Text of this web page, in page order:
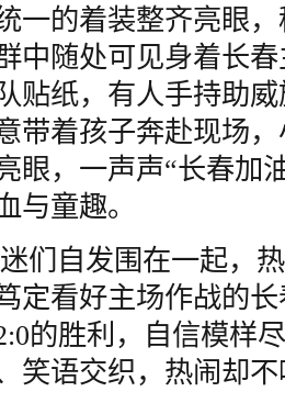
一的着装整齐亮眼
中随处可见身着长
贴纸，有人手持助
带着孩子奔赴现场
眼，一声声“长春加
与童趣。
们自发围在一起，
定看好主场作战的
的胜利，自信模样
笑语交织，热闹却